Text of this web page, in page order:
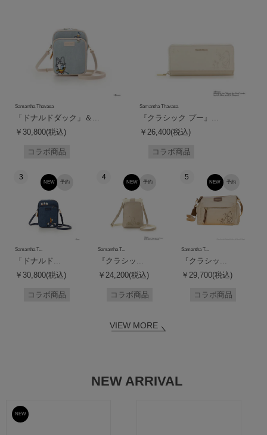
Samantha Thavasa
「ドナルドダック」＆...
￥30,800(税込)
コラボ商品
Samantha Thavasa
『クラシック プー』...
￥26,400(税込)
コラボ商品
3
予約
NEW
Samantha T...
「ドナルド...
￥30,800(税込)
コラボ商品
4
予約
NEW
Samantha T...
『クラシッ...
￥24,200(税込)
コラボ商品
5
予約
NEW
Samantha T...
『クラシッ...
￥29,700(税込)
コラボ商品
VIEW MORE
NEW ARRIVAL
予約
NEW